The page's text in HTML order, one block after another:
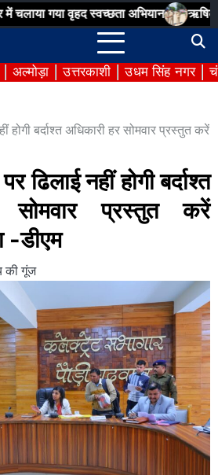
वृहद स्वच्छता अभियान ऋषिकेश, रायवाला
अल्मोड़ा उत्तरकाशी उधम सिंह नगर
होगी बर्दाश्त अधिकारी हर सोमवार प्रस्तुत करें
ढिलाई नहीं होगी बर्दाश्त
सोमवार प्रस्तुत करें
-डीएम
की गूंज